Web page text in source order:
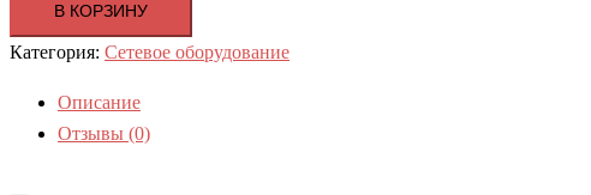
В КОРЗИНУ
Категория: Сетевое оборудование
Описание
Отзывы (0)